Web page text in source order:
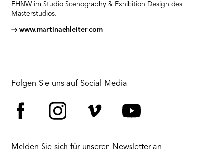
FHNW im Studio Scenography & Exhibition Design des
Masterstudios.
www.martinaehleiter.com
Folgen Sie uns auf Social Media
Melden Sie sich für unseren Newsletter an